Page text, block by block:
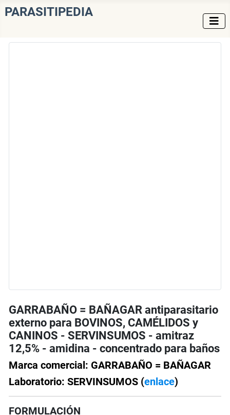
PARASITIPEDIA
GARRABAÑO = BAÑAGAR antiparasitario
externo para BOVINOS, CAMÉLIDOS y
CANINOS - SERVINSUMOS - amitraz
12,5% - amidina - concentrado para baños
Marca comercial: GARRABAÑO = BAÑAGAR
Laboratorio: SERVINSUMOS (enlace)
FORMULACIÓN